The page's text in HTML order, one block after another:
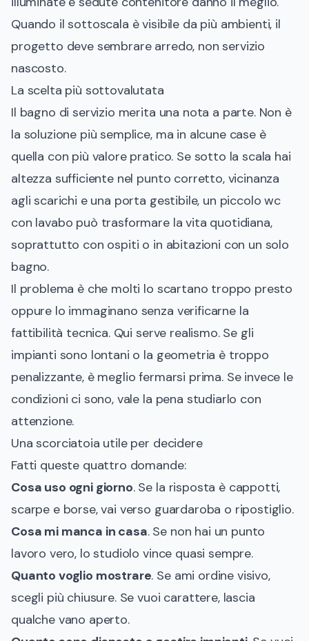
Quando il sottoscala è visibile da più ambienti, il
progetto deve sembrare arredo, non servizio
nascosto.
La scelta più sottovalutata
Il bagno di servizio merita una nota a parte. Non è
la soluzione più semplice, ma in alcune case è
quella con più valore pratico. Se sotto la scala hai
altezza sufficiente nel punto corretto, vicinanza
agli scarichi e una porta gestibile, un piccolo wc
con lavabo può trasformare la vita quotidiana,
soprattutto con ospiti o in abitazioni con un solo
bagno.
Il problema è che molti lo scartano troppo presto
oppure lo immaginano senza verificarne la
fattibilità tecnica. Qui serve realismo. Se gli
impianti sono lontani o la geometria è troppo
penalizzante, è meglio fermarsi prima. Se invece le
condizioni ci sono, vale la pena studiarlo con
attenzione.
Una scorciatoia utile per decidere
Fatti queste quattro domande:
Cosa uso ogni giorno. Se la risposta è cappotti,
scarpe e borse, vai verso guardaroba o ripostiglio.
Cosa mi manca in casa. Se non hai un punto
lavoro vero, lo studiolo vince quasi sempre.
Quanto voglio mostrare. Se ami ordine visivo,
scegli più chiusure. Se vuoi carattere, lascia
qualche vano aperto.